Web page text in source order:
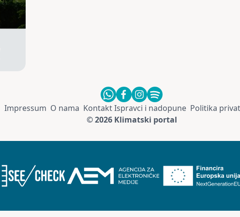
Impressum O nama KontaktIspravci i nadopune Politika
© 2026 Klimatski portal